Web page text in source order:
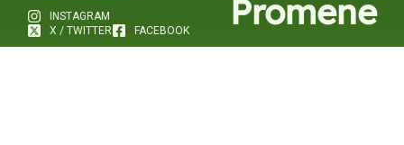
INSTAGRAM
X / TWITTER
FACEBOOK
Promene